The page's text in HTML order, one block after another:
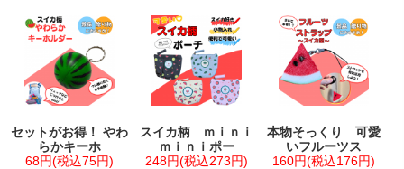
セットがお得！ やわ
らかキーホ
68円(税込75円)
スイカ柄 ｍｉｎｉ
ｍｉｎｉポー
248円(税込273円)
本物そっくり 可愛
いフルーツス
160円(税込176円)